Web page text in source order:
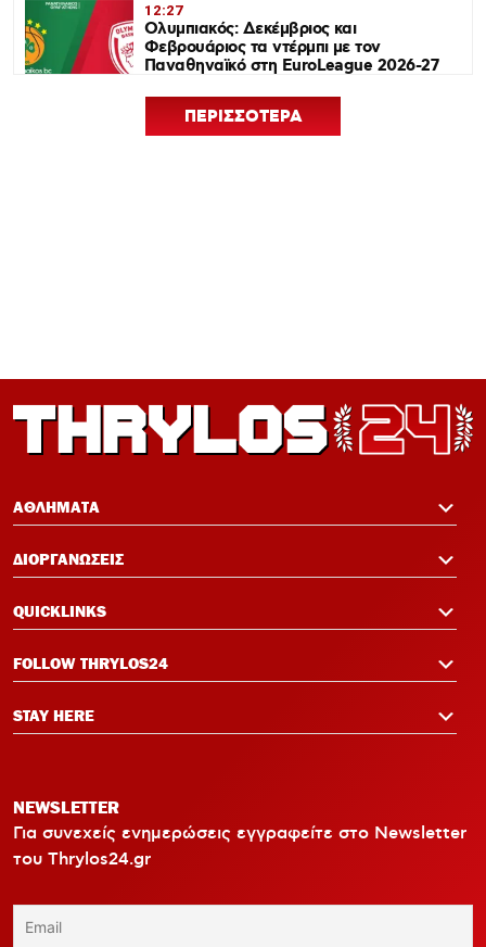
12:27
Ολυμπιακός: Δεκέμβριος και
Φεβρουάριος τα ντέρμπι με τον
Παναθηναϊκό στη EuroLeague 2026-27
Euroleague Basketball+: Το ψηφιακό
Μεντιλίμπαρ
ΠΕΡΙΣΣΟΤΕΡΑ
ΑΘΛΗΜΑΤΑ
ΔΙΟΡΓΑΝΩΣΕΙΣ
QUICKLINKS
FOLLOW THRYLOS24
STAY HERE
NEWSLETTER
Για συνεχείς ενημερώσεις εγγραφείτε στο Newsletter
του Thrylos24.gr